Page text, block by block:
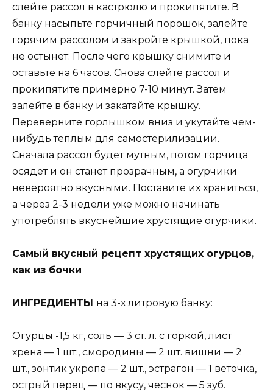
слейте рассол в кастрюлю и прокипятите. В
банку насыпьте горчичный порошок, залейте
горячим рассолом и закройте крышкой, пока
не остынет. После чего крышку снимите и
оставьте на 6 часов. Снова слейте рассол и
прокипятите примерно 7-10 минут. Затем
залейте в банку и закатайте крышку.
Переверните горлышком вниз и укутайте чем-
нибудь теплым для самостерилизации.
Сначала рассол будет мутным, потом горчица
осядет и он станет прозрачным, а огурчики
невероятно вкусными. Поставите их храниться,
а через 2-3 недели уже можно начинать
употреблять вкуснейшие хрустящие огурчики.
Самый вкусный рецепт хрустящих огурцов,
как из бочки
ИНГРEДИEНТЫ на 3-х литровую банку:
Огурцы -1,5 кг, соль — 3 ст. л. с горкой, лист
хрена — 1 шт., смородины — 2 шт. вишни — 2
шт., зонтик укропа — 2 шт., эстрагон — 1 веточка,
острый перец — по вкусу, чеснок — 5 зуб.